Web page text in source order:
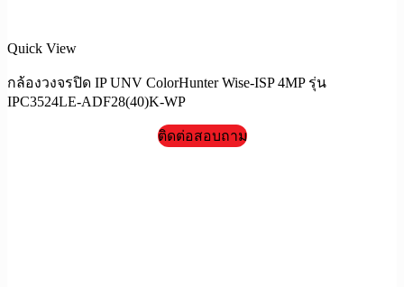
Quick View
กล้องวงจรปิด IP UNV ColorHunter Wise-ISP 4MP รุ่น
IPC3524LE-ADF28(40)K-WP
ติดต่อสอบถาม